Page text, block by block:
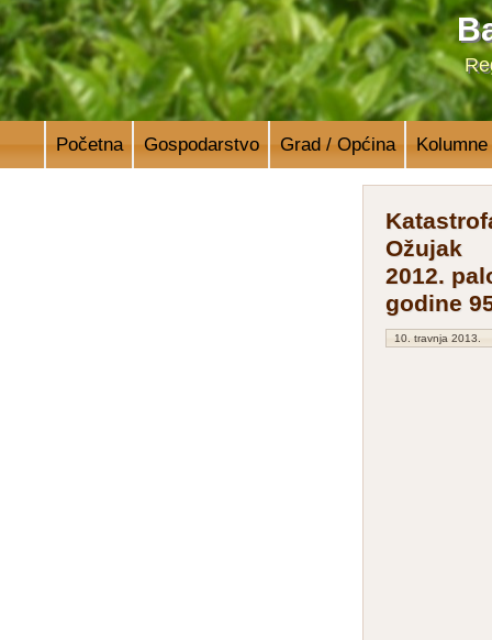
Početna Gospodarstvo Grad / Općina Kolumne
Ožujak
2012.
godine
10. travnja 2013.